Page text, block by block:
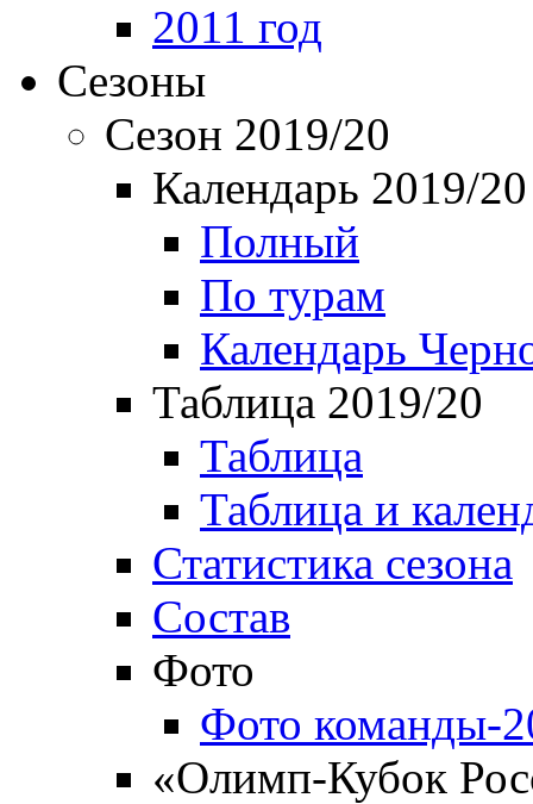
2011 год
Сезоны
Сезон 2019/20
Календарь 2019/20
Полный
По турам
Календарь
Таблица 2019/20
Таблица
Таблица и
Статистика сезона
Состав
Фото
Фото команды-
«Олимп-Кубок